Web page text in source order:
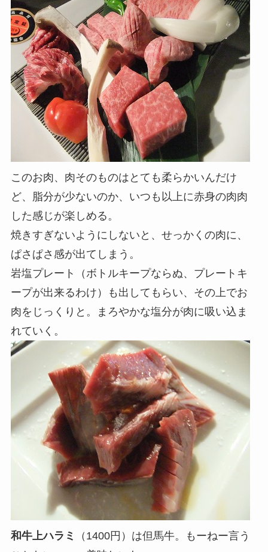
このお肉、肉そのものはとても柔らかいんだけ
ど、脂分が少ないのか、いつも以上に赤身の肉肉
した感じが楽しめる。
焼きすぎないようにしないと、せっかくの肉に、
ぱさぱさ感が出てしまう。
岩塩プレート（ボトルキープならぬ、プレートキ
ープが出来るわけ）も出してもらい、その上でお
肉をじっくりと。まろやかな塩分が肉に吸い込ま
れていく。
和牛上ハラミ
（1400円）は但馬牛。もーねー言う